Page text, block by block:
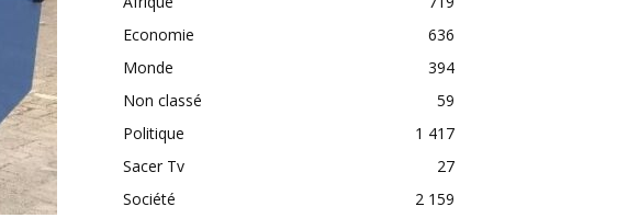
Economie
636
Monde
394
Non classé
59
Politique
1 417
Sacer Tv
27
Société
2 159